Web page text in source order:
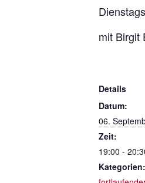
mit Birgit
Details
Datum:
06.
Zeit:
19:00 -
Kategorien: